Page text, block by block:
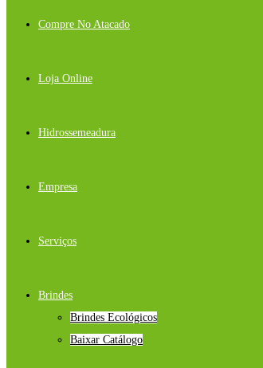
Compre No Atacado
Loja Online
Hidrossemeadura
Empresa
Serviços
Brindes
Brindes Ecológicos
Baixar Catálogo